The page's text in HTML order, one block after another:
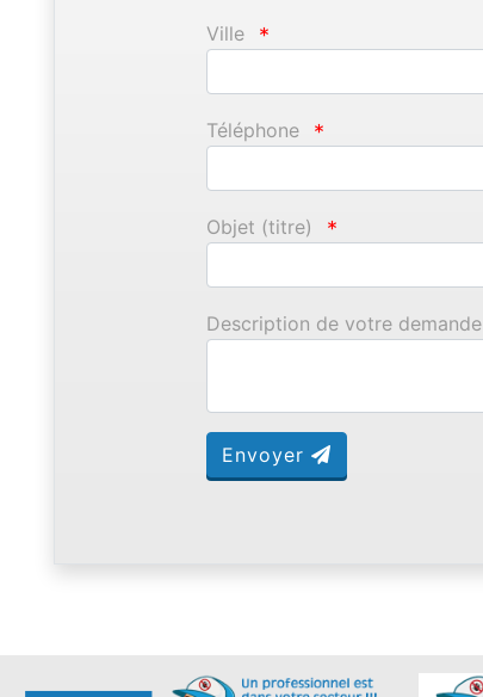
Ville *
Téléphone *
Objet (titre) *
Description de votre demande
Envoyer